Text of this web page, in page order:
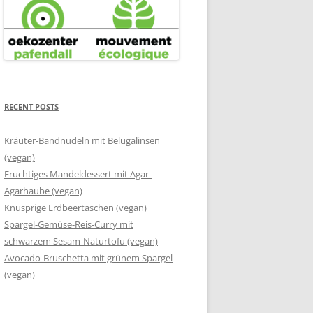
RECENT POSTS
Kräuter-Bandnudeln mit Belugalinsen
(vegan)
Fruchtiges Mandeldessert mit Agar-
Agarhaube (vegan)
Knusprige Erdbeertaschen (vegan)
Spargel-Gemüse-Reis-Curry mit
schwarzem Sesam-Naturtofu (vegan)
Avocado-Bruschetta mit grünem Spargel
(vegan)